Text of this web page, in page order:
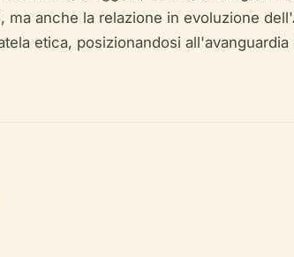
anche la relazione in evoluzione
etica, posizionandosi